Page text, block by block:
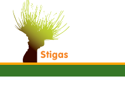
de
inhoud